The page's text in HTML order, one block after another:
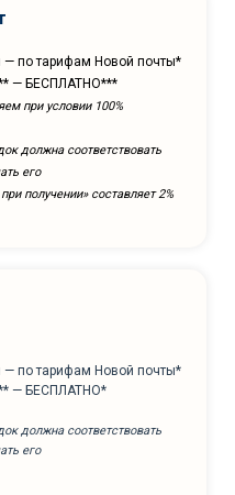
— по тарифам Новой почты*
— БЕСПЛАТНО***
при условии 100%
должна соответствовать
его
получении» составляет 2%
— по тарифам Новой почты*
— БЕСПЛАТНО*
должна соответствовать
его